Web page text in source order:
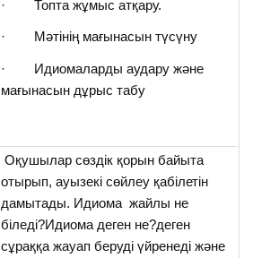
· Топта жұмыс атқару.
· Мәтінің мағынасын түсүну
· Идиомаларды аудару және
мағынасын дұрыс табу
Оқушылар сөздік қорын байыта
отырып, ауызекі сөйлеу қабілетін
дамытады. Идиома жайлы не
біледі?Идиома деген не?деген
сұраққа жауап беруді үйренеді және